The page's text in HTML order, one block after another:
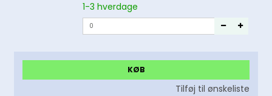
1-3 hverdage
KØB
Tilføj til ønskeliste